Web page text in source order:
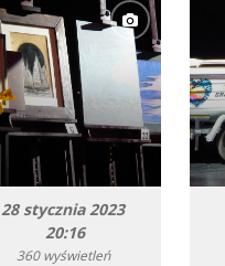
28 stycznia 2023
20:16
360 wyświetleń